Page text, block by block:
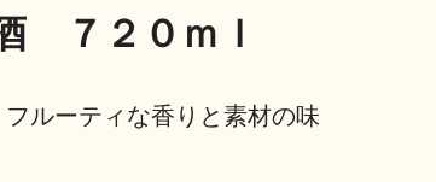
７２０ｍｌ
ルーティな香りと素材の味